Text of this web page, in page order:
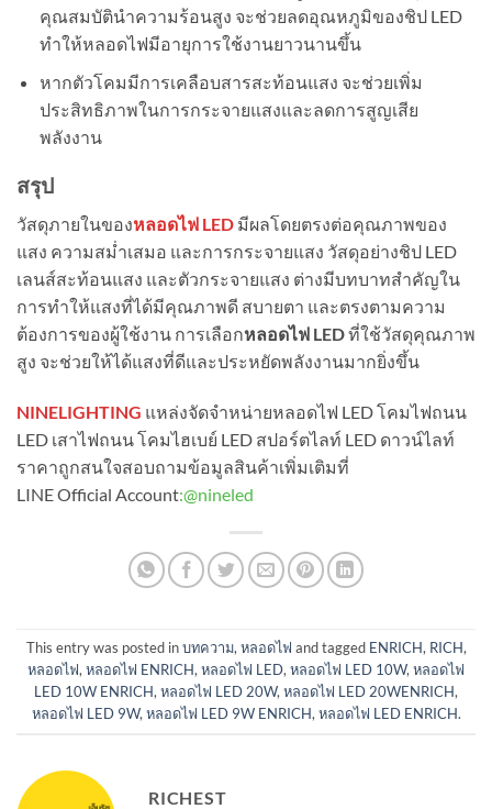
คุณสมบัตินำความร้อนสูง จะช่วยลดอุณหภูมิของชิป LED
ทำให้หลอดไฟมีอายุการใช้งานยาวนานขึ้น
หากตัวโคมมีการเคลือบสารสะท้อนแสง จะช่วยเพิ่ม
ประสิทธิภาพในการกระจายแสงและลดการสูญเสีย
พลังงาน
สรุป
วัสดุภายในของหลอดไฟ LED มีผลโดยตรงต่อคุณภาพของ
แสง ความสม่ำเสมอ และการกระจายแสง วัสดุอย่างชิป LED
เลนส์สะท้อนแสง และตัวกระจายแสง ต่างมีบทบาทสำคัญใน
การทำให้แสงที่ได้มีคุณภาพดี สบายตา และตรงตามความ
ต้องการของผู้ใช้งาน การเลือกหลอดไฟ LEDที่ใช้วัสดุคุณภาพ
สูง จะช่วยให้ได้แสงที่ดีและประหยัดพลังงานมากยิ่งขึ้น
NINELIGHTING แหล่งจัดจำหน่ายหลอดไฟ LED โคมไฟถนน
LED เสาไฟถนน โคมไฮเบย์ LED สปอร์ตไลท์ LED ดาวน์ไลท์
ราคาถูกสนใจสอบถามข้อมูลสินค้าเพิ่มเติมที่
LINE Official Account:@nineled
This entry was posted inบทความ,หลอดไฟ and tagged ENRICH, RICH,
หลอดไฟ,หลอดไฟ ENRICH,หลอดไฟ LED,หลอดไฟ LED 10W,หลอดไฟ
LED 10W ENRICH,หลอดไฟ LED 20W,หลอดไฟ LED 20WENRICH,
หลอดไฟ LED 9W,หลอดไฟ LED 9W ENRICH,หลอดไฟ LED ENRICH.
RICHEST